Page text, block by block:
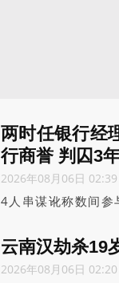
两时任银行经
行商誉 判囚3
2026年08月06日 02:39
4人串谋讹称数间参
早前承认共4项串谋
资产证明诈骗投资
告有预谋和持续犯案
云南汉劫杀19
2026年08月06日 02:20